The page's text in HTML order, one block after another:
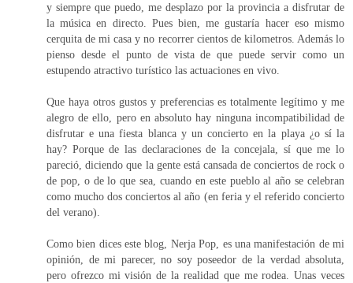
y siempre que puedo, me desplazo por la provincia a disfrutar de
la música en directo. Pues bien, me gustaría hacer eso mismo
cerquita de mi casa y no recorrer cientos de kilometros. Además lo
pienso desde el punto de vista de que puede servir como un
estupendo atractivo turístico las actuaciones en vivo.
Que haya otros gustos y preferencias es totalmente legítimo y me
alegro de ello, pero en absoluto hay ninguna incompatibilidad de
disfrutar e una fiesta blanca y un concierto en la playa ¿o sí la
hay? Porque de las declaraciones de la concejala, sí que me lo
pareció, diciendo que la gente está cansada de conciertos de rock o
de pop, o de lo que sea, cuando en este pueblo al año se celebran
como mucho dos conciertos al año (en feria y el referido concierto
del verano).
Como bien dices este blog, Nerja Pop, es una manifestación de mi
opinión, de mi parecer, no soy poseedor de la verdad absoluta,
pero ofrezco mi visión de la realidad que me rodea. Unas veces